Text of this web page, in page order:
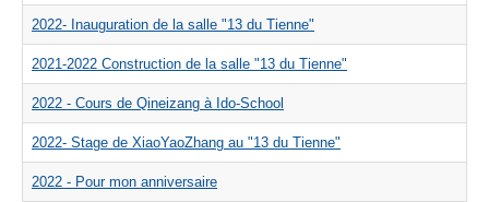
2022- Inauguration de la salle "13 du Tienne"
2021-2022 Construction de la salle "13 du Tienne"
2022 - Cours de Qineizang à Ido-School
2022- Stage de XiaoYaoZhang au "13 du Tienne"
2022 - Pour mon anniversaire